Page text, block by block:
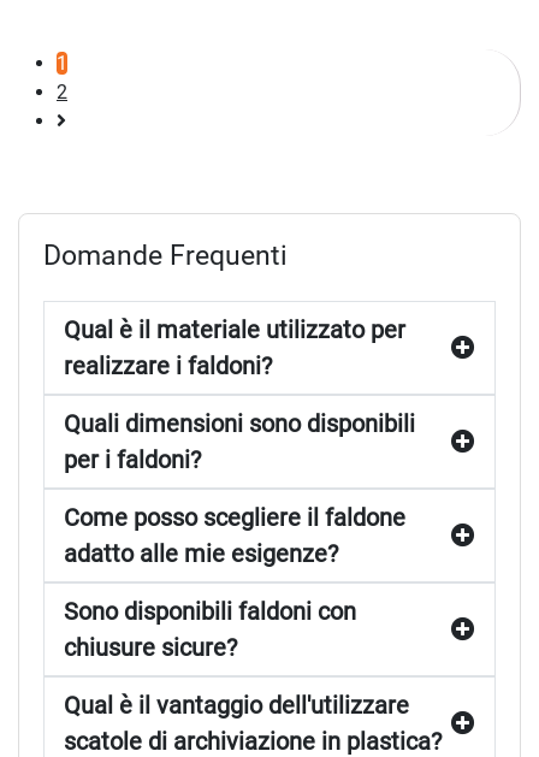
1
2
Domande Frequenti
Qual è il materiale utilizzato per
realizzare i faldoni?
Quali dimensioni sono disponibili
per i faldoni?
Come posso scegliere il faldone
adatto alle mie esigenze?
Sono disponibili faldoni con
chiusure sicure?
Qual è il vantaggio dell'utilizzare
scatole di archiviazione in plastica?